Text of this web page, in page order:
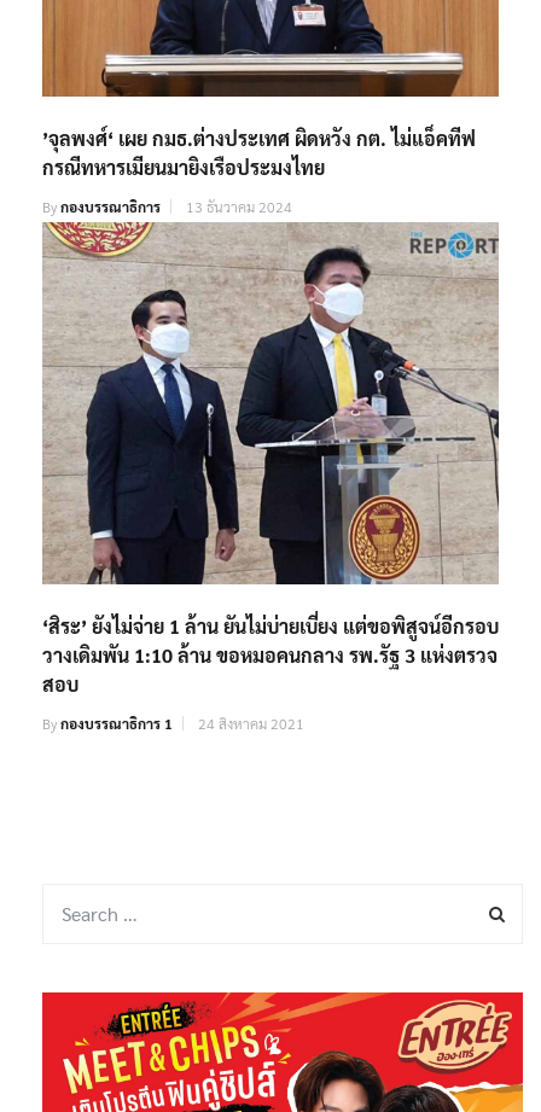
’จุลพงศ์‘ เผย กมธ.ต่างประเทศ ผิดหวัง กต. ไม่แอ็คทีฟ
กรณีทหารเมียนมายิงเรือประมงไทย
Byกองบรรณาธิการ 13 ธันวาคม 2024
‘สิระ’ ยังไม่จ่าย 1 ล้าน ยันไม่บ่ายเบี่ยง แต่ขอพิสูจน์อีกรอบ
วางเดิมพัน 1:10 ล้าน ขอหมอคนกลาง รพ.รัฐ 3 แห่งตรวจ
สอบ
Byกองบรรณาธิการ 1 24 สิงหาคม 2021